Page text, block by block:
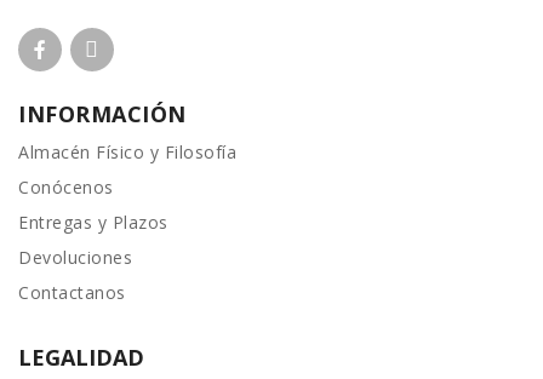
INFORMACIÓN
Almacén Físico y Filosofía
Conócenos
Entregas y Plazos
Devoluciones
Contactanos
LEGALIDAD